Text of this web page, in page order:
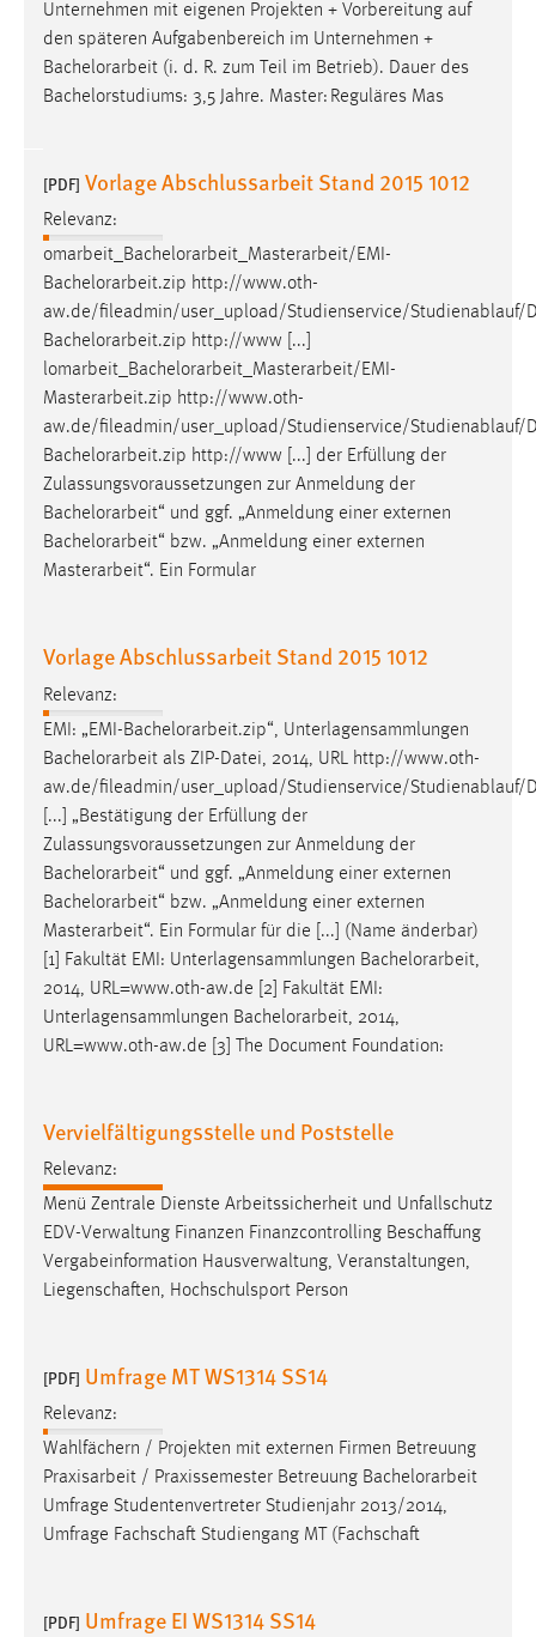
Unternehmen mit eigenen Projekten + Vorbereitung auf
den späteren Aufgabenbereich im Unternehmen +
Bachelorarbeit (i. d. R. zum Teil im Betrieb). Dauer des
Bachelorstudiums: 3,5 Jahre. Master: Reguläres Mas
[PDF] Vorlage Abschlussarbeit Stand 2015 1012
Relevanz:
omarbeit_ Bachelorarbeit _Masterarbeit/EMI-
Bachelorarbeit.zip http://www.oth-
aw.de/fileadmin/user_upload/Studienservice/Studienablauf/
Bachelorarbeit.zip http://www [...]
lomarbeit_ Bachelorarbeit _Masterarbeit/EMI-
Masterarbeit.zip http://www.oth-
aw.de/fileadmin/user_upload/Studienservice/Studienablauf/
Bachelorarbeit.zip http://www [...] der Erfüllung der
Zulassungsvoraussetzungen zur Anmeldung der
Bachelorarbeit“ und ggf. „Anmeldung einer externen
Bachelorarbeit“ bzw. „Anmeldung einer externen
Masterarbeit“. Ein Formular
Vorlage Abschlussarbeit Stand 2015 1012
Relevanz:
EMI: „EMI-Bachelorarbeit.zip“, Unterlagensammlungen
Bachelorarbeit als ZIP-Datei, 2014, URL http://www.oth-
aw.de/fileadmin/user_upload/Studienservice/Studienablauf/
[...] „Bestätigung der Erfüllung der
Zulassungsvoraussetzungen zur Anmeldung der
Bachelorarbeit“ und ggf. „Anmeldung einer externen
Bachelorarbeit“ bzw. „Anmeldung einer externen
Masterarbeit“. Ein Formular für die [...] (Name änderbar)
[1] Fakultät EMI: Unterlagensammlungen Bachelorarbeit,
2014, URL=www.oth-aw.de [2] Fakultät EMI:
Unterlagensammlungen Bachelorarbeit, 2014,
URL=www.oth-aw.de [3] The Document Foundation:
Vervielfältigungsstelle und Poststelle
Relevanz:
Menü Zentrale Dienste Arbeitssicherheit und Unfallschutz
EDV-Verwaltung Finanzen Finanzcontrolling Beschaffung
Vergabeinformation Hausverwaltung, Veranstaltungen,
Liegenschaften, Hochschulsport Person
[PDF] Umfrage MT WS1314 SS14
Relevanz:
Wahlfächern / Projekten mit externen Firmen Betreuung
Praxisarbeit / Praxissemester Betreuung Bachelorarbeit
Umfrage Studentenvertreter Studienjahr 2013/2014,
Umfrage Fachschaft Studiengang MT (Fachschaft
[PDF] Umfrage EI WS1314 SS14
Vimeo